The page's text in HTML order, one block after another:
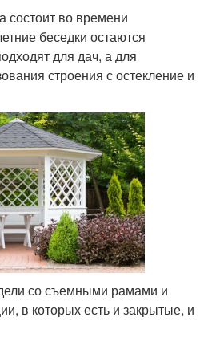
состоит во времени
беседки остаются
для дач, а для
строения с остекление и
со съемными рамами и
в которых есть и закрытые, и